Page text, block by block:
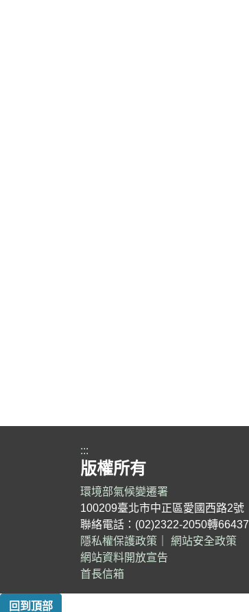
:::
版權所有
環境部氣候變遷署
100209臺北市中正區愛國西路2號
聯絡電話：(02)2322-2050轉66437
隱私權保護政策
網站安全政策
網站資料開放宣告
首長信箱
回到頂部